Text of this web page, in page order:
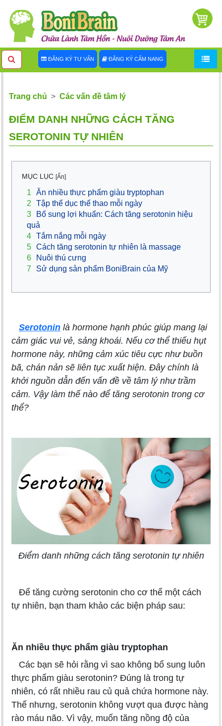
ĐĂNG KÝ TƯ VẤN ĐĂNG KÝ CẨM NANG
Trang chủ Các vấn đề tâm lý
ĐIỂM DANH NHỮNG CÁCH TĂNG
SEROTONIN TỰ NHIÊN
MỤC LỤC [Ẩn]
1
Ăn nhiều thực phẩm giàu tryptophan
2
Tập thể dục thể thao mỗi ngày
3
Bổ sung lợi khuẩn: Cách tăng serotonin hiệu
quả
4 Tắm nắng mỗi ngày
5 Cách tăng serotonin tự nhiên là massage
6
Nuôi thú cưng
7
Sử dụng sản phẩm BoniBrain của Mỹ
Serotonin là hormone hạnh phúc giúp mang lại
cảm giác vui vẻ, sảng khoái. Nếu cơ thể thiếu hụt
hormone này, những cảm xúc tiêu cực như buồn
bã, chán nản sẽ liên tục xuất hiện. Đây chính là
khởi nguồn dẫn đến vấn đề về tâm lý như trầm
cảm. Vậy làm thế nào để tăng serotonin trong cơ
thể?
Điểm danh những cách tăng serotonin tự nhiên
Để tăng cường serotonin cho cơ thể một cách
tự nhiên, bạn tham khảo các biện pháp sau:
Ăn nhiều thực phẩm giàu tryptophan
Các bạn sẽ hỏi rằng vì sao không bổ sung luôn
thực phẩm giàu serotonin? Đúng là trong tự
nhiên, có rất nhiều rau củ quả chứa hormone này.
Thế nhưng, serotonin không vượt qua được hàng
rào máu não. Vì vậy, muốn tăng nồng độ của